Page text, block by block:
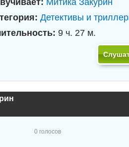
Митика Закурин
Детективы и
9 ч. 27 м.
0 голосов